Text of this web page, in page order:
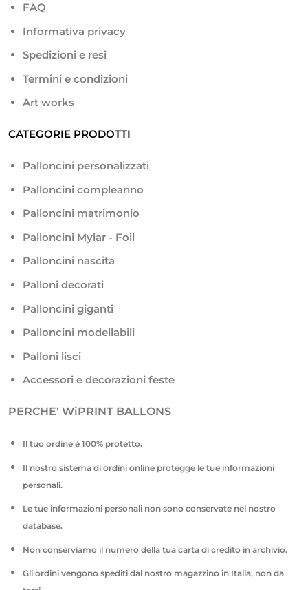
FAQ
Informativa privacy
Spedizioni e resi
Termini e condizioni
Art works
CATEGORIE PRODOTTI
Palloncini personalizzati
Palloncini compleanno
Palloncini matrimonio
Palloncini Mylar - Foil
Palloncini nascita
Palloni decorati
Palloncini giganti
Palloncini modellabili
Palloni lisci
Accessori e decorazioni feste
PERCHE' WiPRINT BALLONS
Il tuo ordine è 100% protetto.
Il nostro sistema di ordini online protegge le tue informazioni
personali.
Le tue informazioni personali non sono conservate nel nostro
database.
Non conserviamo il numero della tua carta di credito in archivio.
Gli ordini vengono spediti dal nostro magazzino in Italia, non da